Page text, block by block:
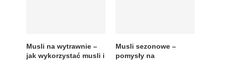
Musli na wytrawnie –
jak wykorzystać musli i
Musli sezonowe –
pomysły na